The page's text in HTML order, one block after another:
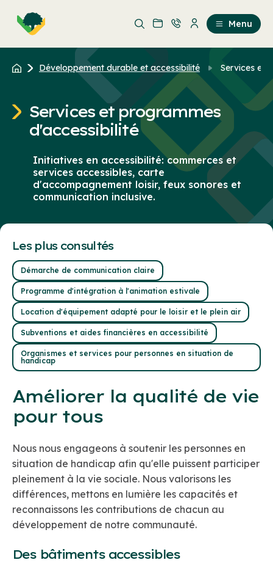
contenu
au
contenu
Menu
Développement durable et accessibilité Services et
Services et programmes
d'accessibilité
Initiatives en accessibilité: commerces et
services accessibles, carte
d'accompagnement loisir, feux sonores et
communication inclusive.
Les plus consultés
Démarche de communication claire
Programme d'intégration à l'animation estivale
Location d'équipement adapté pour le loisir et le plein air
Subventions et aides financières en accessibilité
Organismes et services pour personnes en situation de
handicap
Améliorer la qualité de vie
pour tous
Nous nous engageons à soutenir les personnes en
situation de handicap afin qu'elle puissent participer
pleinement à la vie sociale. Nous valorisons les
différences, mettons en lumière les capacités et
reconnaissons les contributions de chacun au
développement de notre communauté.
Des bâtiments accessibles